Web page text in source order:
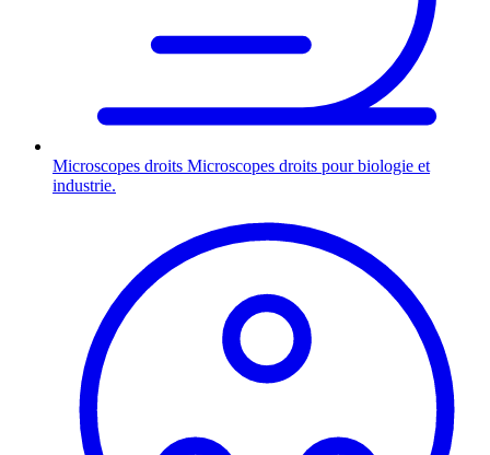
Microscopes droits Microscopes droits pour biologie et
industrie.